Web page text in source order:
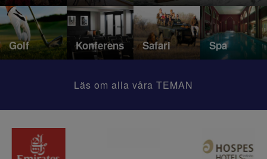
Golf Konferens Safari Spa
Läs om alla våra TEMAN